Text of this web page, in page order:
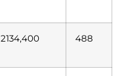
2134,400 488